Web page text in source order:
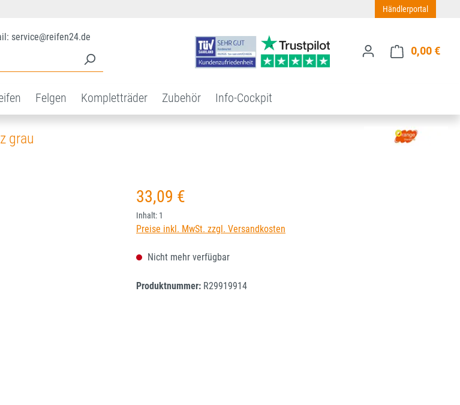
Händlerportal
service@reifen24.de
0,00 €
Felgen Kompletträder Zubehör Info-Cockpit
grau
Regulärer Preis:
33,09 €
Inhalt: 1
Preise inkl. MwSt. zzgl. Versandkosten
Nicht mehr verfügbar
Produktnummer: R29919914